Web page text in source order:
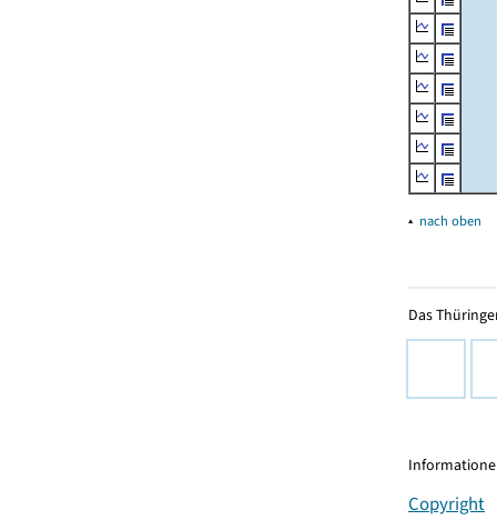
▴ nach oben
Das
Copyright